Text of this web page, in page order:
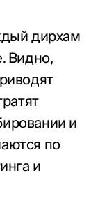
дирхам
Видно,
и
по
и